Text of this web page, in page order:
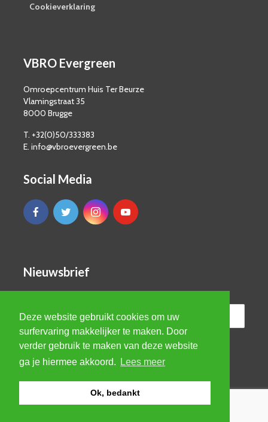
Deze website gebruikt cookies om uw
surfervaring makkelijker te maken. Door
verder gebruik te maken van deze website
ga je hiermee akkoord.
Lees meer
Ok, bedankt
Cookieverklaring
VBRO Evergreen
Omroepcentrum Huis Ter Beurze
Vlamingstraat 35
8000 Brugge
T. +32(0)50/333383
E. info@vbroevergreen.be
Social Media
Nieuwsbrief
© VBRO Evergreen 2026